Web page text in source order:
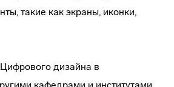
такие как экраны, иконки,
Цифрового дизайна в